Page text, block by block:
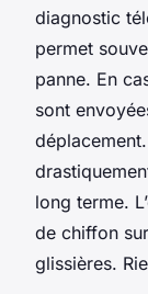
diagnostic
permet
panne. En
sont
long terme.
de chiffon
glissières.